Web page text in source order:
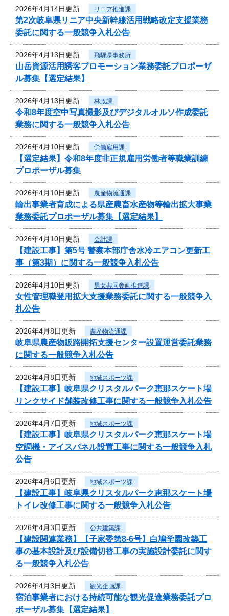
2026年4月14日更新 リニア推進課
第2次岐阜県リニア中央新幹線活用戦略改定支援業務
委託に関する一般競争入札公告
2026年4月13日更新 飛騨県事務所
山岳資源活用誘客プロモーション業務委託プロポーザ
ル募集【選定結果】
2026年4月13日更新 林政課
令和8年度空中写真撮影及びデジタルオルソ作成委託
業務に関する一般競争入札公告
2026年4月10日更新 労働雇用課
【選定結果】令和8年度非正規雇用労働者等職業訓練
プロポーザル募集
2026年4月10日更新 農産物流通課
輸出事業者育成による県産農畜水産物等輸出拡大事業
業務委託プロポーザル募集【選定結果】
2026年4月10日更新 会計課
【建設工事】第5号 警察本部庁舎水冷エアコン更新工
事（第3期）に関する一般競争入札公告
2026年4月10日更新 男女共同参画推進課
女性管理職登用拡大支援業務委託に関する一般競争入
札公告
2026年4月8日更新 農産物流通課
岐阜県農産物販路開拓支援センター設置運営委託業務
に関する一般競争入札公告
2026年4月8日更新 地域スポーツ課
【建設工事】岐阜県クリスタルパーク恵那スケート場
リンクサイド舗装改修工事に関する一般競争入札公告
2026年4月7日更新 地域スポーツ課
【建設工事】岐阜県クリスタルパーク恵那スケート場
空調機・アイスパネル設置工事に関する一般競争入札
公告
2026年4月6日更新 地域スポーツ課
【建設工事】岐阜県クリスタルパーク恵那スケート場
トイレ改修工事に関する一般競争入札公告
2026年4月3日更新 公共建築課
【建設関連業務】【子家委第8-6号】白鳩学園改築工
事の基本設計及び設備切替工事の実施設計委託に関す
る一般競争入札公告
2026年4月3日更新 観光企画課
宿泊事業者における持続可能な観光促進業務委託プロ
ポーザル募集【選定結果】